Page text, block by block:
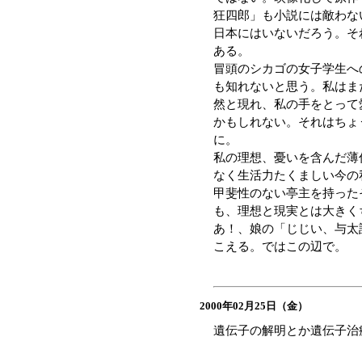
狂四郎」も小説には敵わ
日本にはいないだろう。
ある。
冒頭のシカゴの女子学生
も知れないと思う。私は
然と現れ、私の手をとっ
かもしれない。それはち
に。
私の理想、憂いを含んだ
なく生活力たくましい今
甲斐性のない亭主を持っ
も、理想と現実とは大き
あ！、娘の「じじい、与
こえる。ではこの辺で。
2000年02月25日（金）
遺伝子の解明とか遺伝子